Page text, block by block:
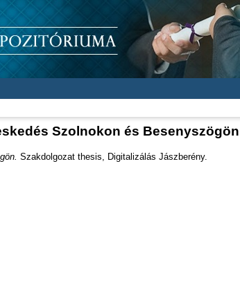
Szolnokon és Besenyszögön
Szakdolgozat thesis, Digitalizálás Jászberény.